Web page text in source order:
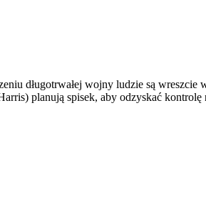
długotrwałej wojny ludzie są
planują spisek, aby odzyskać kontrolę